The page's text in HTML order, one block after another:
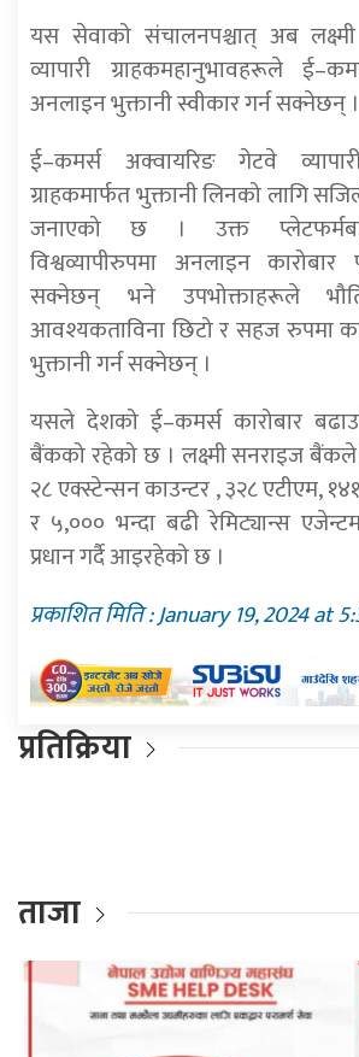
यस सेवाको संचालनपश्चात् अब
व्यापारी ग्राहकमहानुभावहरूले
अनलाइन भुक्तानी स्वीकार गर्न सक्नेछन् ।
ई–कमर्स अक्वायरिङ गेटवे
ग्राहकमार्फत भुक्तानी लिनको लागि
जनाएको छ । उक्त
विश्वव्यापीरुपमा अनलाइन
सक्नेछन् भने उपभोक्ताहरूले
आवश्यकताविना छिटो र सहज रुपमा
भुक्तानी गर्न सक्नेछन् ।
यसले देशको ई–कमर्स कारोबार
बैंकको रहेको छ । लक्ष्मी सनराइज
२८ एक्स्टेन्सन काउन्टर , ३२८ एटीएम,
र ५,००० भन्दा बढी रेमिट्यान्स
प्रधान गर्दै आइरहेको छ ।
प्रकाशित मिति : January 19, 2024 at
प्रतिक्रिया
ताजा